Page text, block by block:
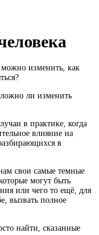
изменить, как
ли изменить
в практике, когда
влияние на
в
свои самые темные
могут быть
или чего то ещё, для
вызвать полное
найти, сказанные